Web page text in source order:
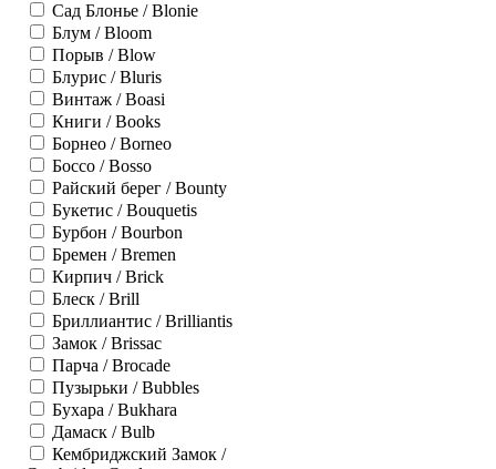
Сад Блонье / Blonie
Блум / Bloom
Порыв / Blow
Блурис / Bluris
Винтаж / Boasi
Книги / Books
Борнео / Borneo
Боссо / Bosso
Райский берег / Bounty
Букетис / Bouquetis
Бурбон / Bourbon
Бремен / Bremen
Кирпич / Brick
Блеск / Brill
Бриллиантис / Brilliantis
Замок / Brissac
Парча / Brocade
Пузырьки / Bubbles
Бухара / Bukhara
Дамаск / Bulb
Кембриджский Замок /